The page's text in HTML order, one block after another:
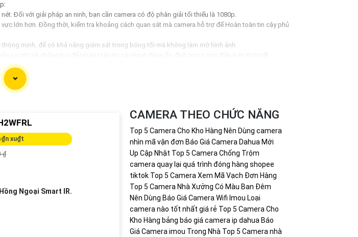
Đối với giải pháp an ninh, bạn cần camera có độ phân giải tối thiểu là 1080p.
lớn hơn. Đồng thời, kiểm tra khoảng cách quan sát mà camera hỗ trợ để Hoàn toàn tin cậy phủ
minh, để có khả năng giám sát trong bóng tối mà không làm mờ hình ảnh.
nối mạng, cảnh báo chuyển động, theo dõi qua điện thoại di động...
với nhu cầu của mình. Nếu cần thêm thông tin hoặc có bất kỳ câu hỏi nào khác, đừng ngần ngại để
xu₫t
₫
Ngoại Smart IR.
CAMERA THEO CHỨC NĂNG
Top 5 Camera Cho Kho Hàng Nên Dùng camera
nhìn mã vận đơn Báo Giá Camera Dahua Mới
Up Cập Nhật Top 5 Camera Chống Trộm
camera quay lại quá trình đóng hàng shopee
tiktok Top 5 Camera Xem Mã Vạch Đơn Hàng
Top 5 Camera Nhà Xưởng Có Màu Ban Đêm
Nên Dùng Báo Giá Camera Wifi Imou Loại
camera nào tốt nhất giá rẻ Top 5 Camera Cho
Kho Hàng bảng báo giá camera ip dahua Báo
Giá Camera imou Trong Nhà Top 5 Camera nhà